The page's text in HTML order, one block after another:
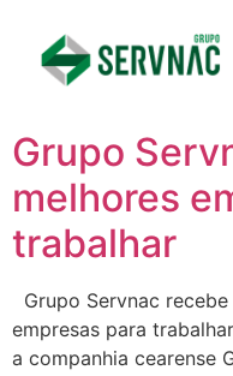
Grupo
melhores
trabalhar
Grupo Servnac
empresas para
a companhia cearense